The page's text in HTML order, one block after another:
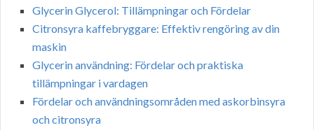
Glycerin Glycerol: Tillämpningar och Fördelar
Citronsyra kaffebryggare: Effektiv rengöring av din
maskin
Glycerin användning: Fördelar och praktiska
tillämpningar i vardagen
Fördelar och användningsområden med askorbinsyra
och citronsyra